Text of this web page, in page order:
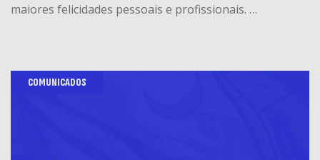
maiores felicidades pessoais e profissionais. …
COMUNICADOS